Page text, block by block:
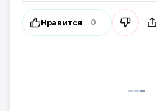
Нравится 0